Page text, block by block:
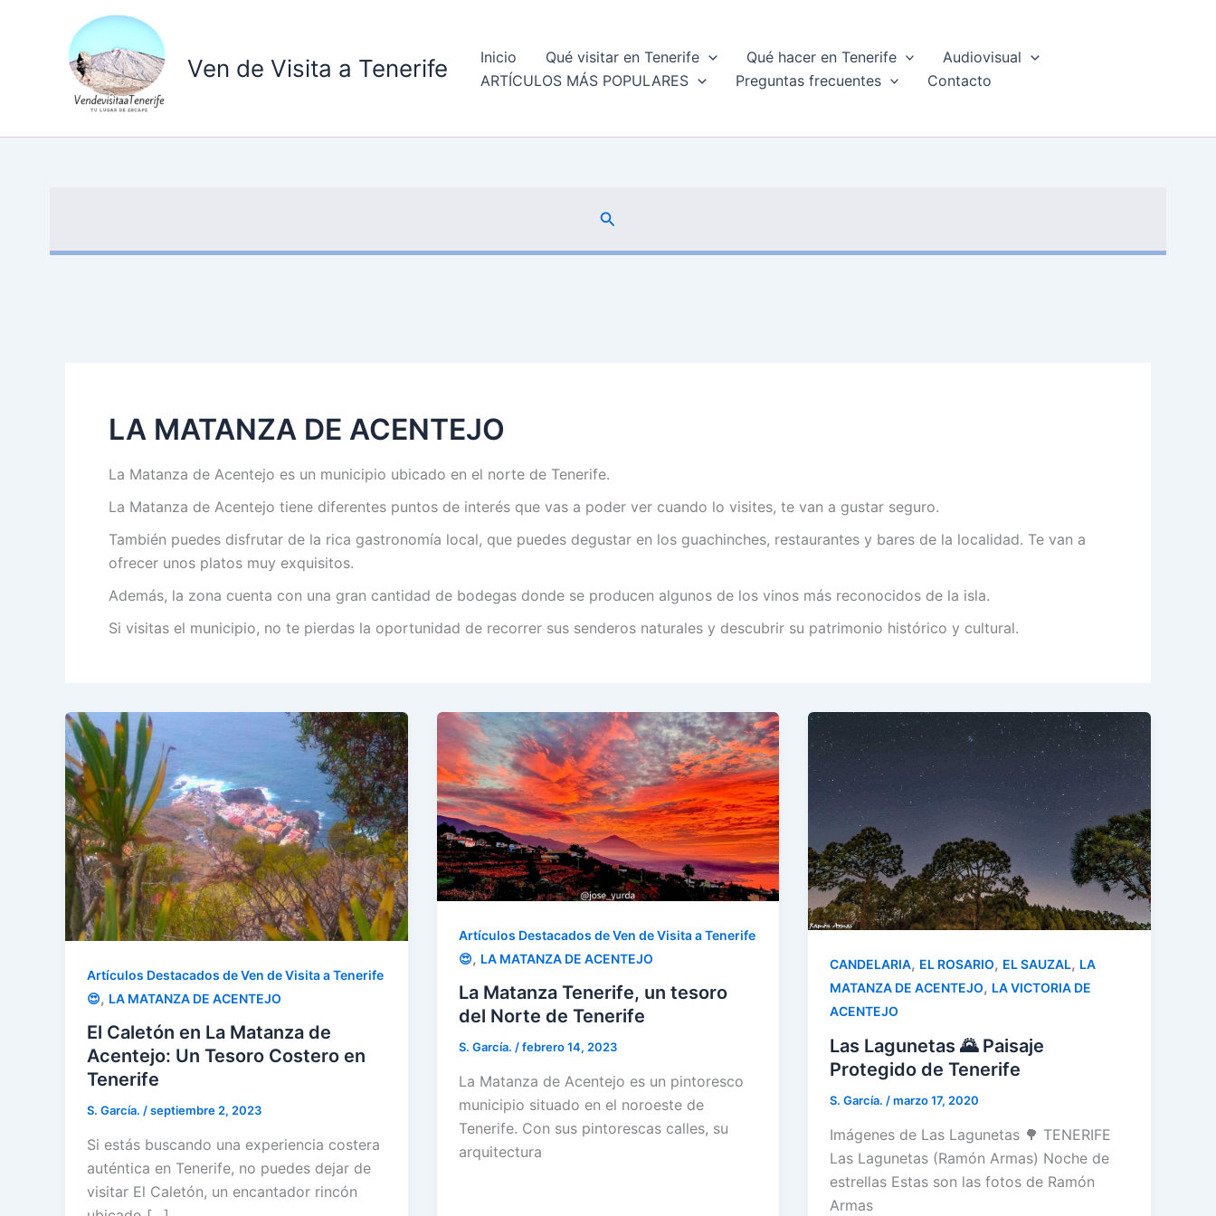
Ven de Visita a Tenerife Inicio Qué visitar en Tenerife Qué hacer en Tenerife
Audiovisual
ARTÍCULOS MÁS POPULARES
Preguntas frecuentes Contacto
Buscar
LA MATANZA DE ACENTEJO
La Matanza de Acentejo es un municipio ubicado en el norte de Tenerife.
La Matanza de Acentejo tiene diferentes puntos de interés que vas a poder ver cuando lo visites, te van a gustar seguro.
También puedes disfrutar de la rica gastronomía local, que puedes degustar en los guachinches, restaurantes y bares de la localidad. Te van a
ofrecer unos platos muy exquisitos.
Además, la zona cuenta con una gran cantidad de bodegas donde se producen algunos de los vinos más reconocidos de la isla.
Si visitas el municipio, no te pierdas la oportunidad de recorrer sus senderos naturales y descubrir su patrimonio histórico y cultural.
Artículos Destacados de Ven de Visita a Tenerife
😍, LA MATANZA DE ACENTEJO
El Caletón en La Matanza de
Acentejo: Un Tesoro Costero en
Tenerife
S. García. /septiembre 2, 2023
Si estás buscando una experiencia costera
auténtica en Tenerife, no puedes dejar de
visitar El Caletón, un encantador rincón
Artículos Destacados de Ven de Visita a Tenerife
😍, LA MATANZA DE ACENTEJO
La Matanza Tenerife, un tesoro
del Norte de Tenerife
S. García. /febrero 14, 2023
La Matanza de Acentejo es un pintoresco
municipio situado en el noroeste de
Tenerife. Con sus pintorescas calles, su
arquitectura
CANDELARIA, EL ROSARIO, EL SAUZAL, LA
MATANZA DE ACENTEJO, LA VICTORIA DE
ACENTEJO
Las Lagunetas 🌄 Paisaje
Protegido de Tenerife
S. García./marzo 17, 2020
Imágenes de Las Lagunetas 🌳 TENERIFE
Las Lagunetas (Ramón Armas) Noche de
estrellas Estas son las fotos de Ramón
Armas